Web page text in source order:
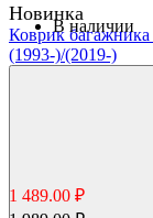
Новинка
Коврик багажника
(1993-)/(2019-)
В наличии
1 489.00 ₽